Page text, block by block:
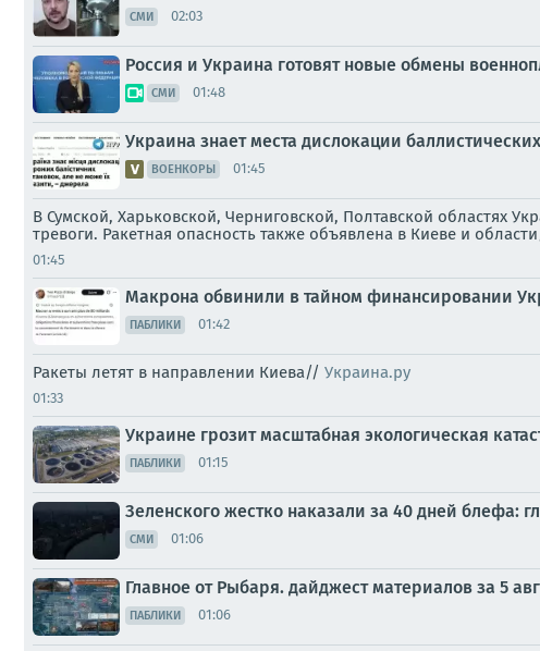
СМИ 02:03
Россия и Украина готовят новые обмены
СМИ 01:48
Украина знает места дислокации
ВОЕНКОРЫ 01:45
В Сумской, Харьковской, Черниговской, Полтавской областях
тревоги. Ракетная опасность также объявлена в Киеве и
01:45
Макрона обвинили в тайном финансировании
ПАБЛИКИ 01:42
Ракеты летят в направлении Киева// Украина.ру
01:33
Украине грозит масштабная экологическая
ПАБЛИКИ 01:15
Зеленского жестко наказали за 40 дней блефа:
СМИ 01:06
Главное от Рыбаря. дайджест материалов за 5
ПАБЛИКИ 01:06